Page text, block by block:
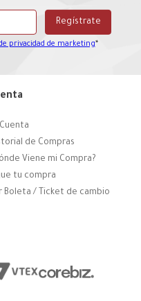
privacidad de marketing*
de Compras
Viene mi Compra?
tu compra
Boleta / Ticket de cambio